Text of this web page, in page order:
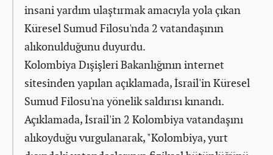
insani yardım ulaştırmak amacıyla yola çıkan
Küresel Sumud Filosu'nda 2 vatandaşının
alıkonulduğunu duyurdu.
Kolombiya Dışişleri Bakanlığının internet
sitesinden yapılan açıklamada, İsrail'in Küresel
Sumud Filosu'na yönelik saldırısı kınandı.
Açıklamada, İsrail'in 2 Kolombiya vatandaşını
alıkoyduğu vurgulanarak, "Kolombiya, yurt